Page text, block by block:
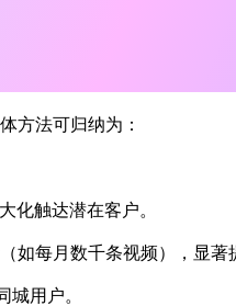
方法可归纳为：
化触达潜在客户。
如每月数千条视频），显著
用户。